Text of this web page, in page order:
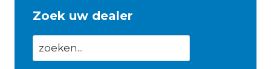
Zoek uw dealer